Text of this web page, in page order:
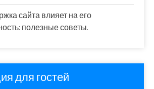
сайта влияет на его
полезные советы.
для гостей